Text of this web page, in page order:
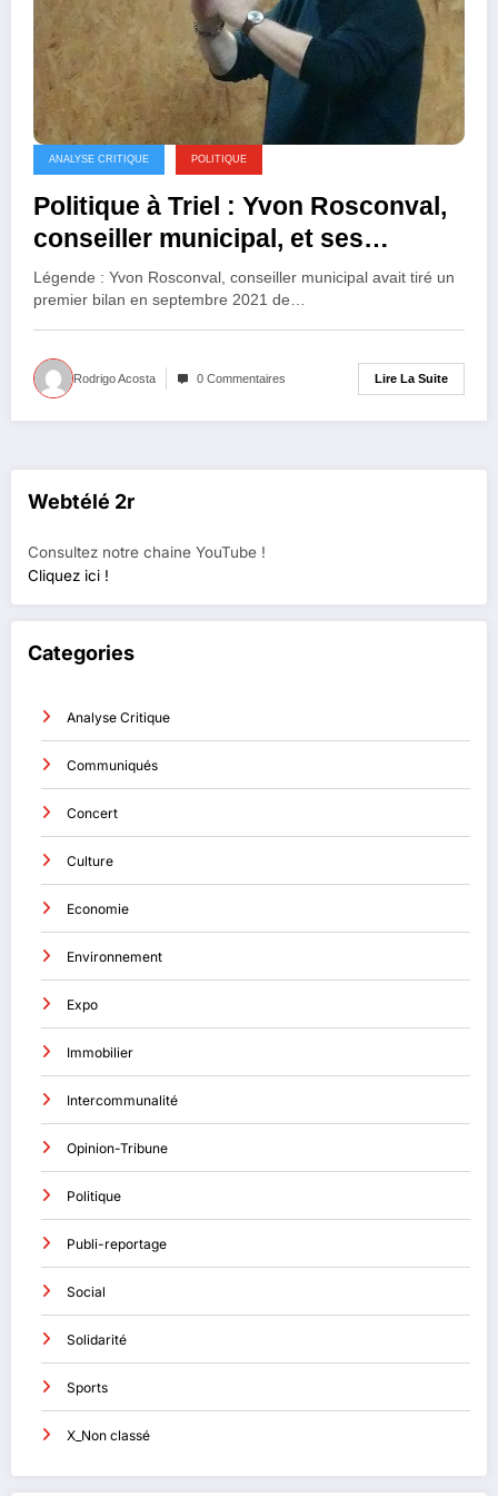
ANALYSE CRITIQUE POLITIQUE
Politique à Triel : Yvon Rosconval,
conseiller municipal, et ses
prémonitions
Légende : Yvon Rosconval, conseiller municipal avait tiré un
premier bilan en septembre 2021 de…
Rodrigo Acosta 0 Commentaires Lire La Suite
Webtélé 2r
Consultez notre chaine YouTube !
Cliquez ici !
Categories
Analyse Critique
Communiqués
Concert
Culture
Economie
Environnement
Expo
Immobilier
Intercommunalité
Opinion-Tribune
Politique
Publi-reportage
Social
Solidarité
Sports
X_Non classé